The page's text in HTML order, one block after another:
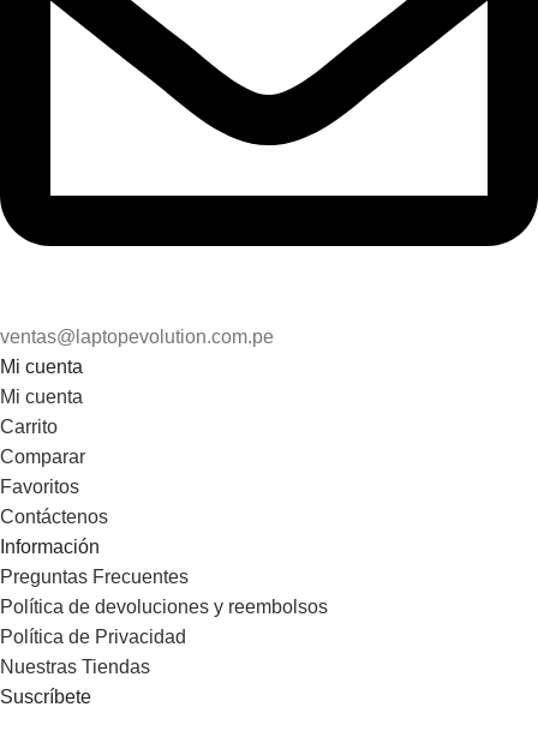
ventas@laptopevolution.com.pe
Mi cuenta
Mi cuenta
Carrito
Comparar
Favoritos
Contáctenos
Información
Preguntas Frecuentes
Política de devoluciones y reembolsos
Política de Privacidad
Nuestras Tiendas
Suscríbete